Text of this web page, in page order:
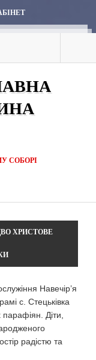
СОБОРІ
ХРИСТОВЕ
Навечір’я
с. Стецьківка
Діти,
радістю та